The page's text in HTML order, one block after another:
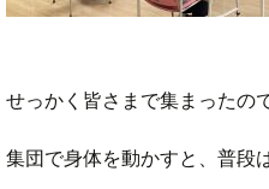
せっかく皆さまで集まったの
集団で身体を動かすと、普段